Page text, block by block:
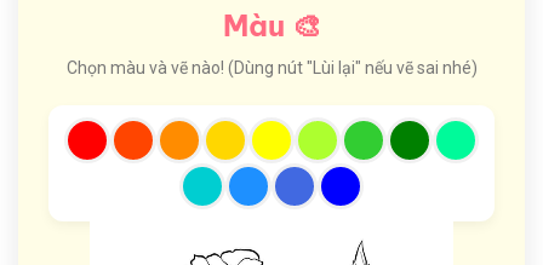
Màu 🎨
Chọn màu và vẽ nào! (Dùng nút "Lùi lại" nếu vẽ sai nhé)